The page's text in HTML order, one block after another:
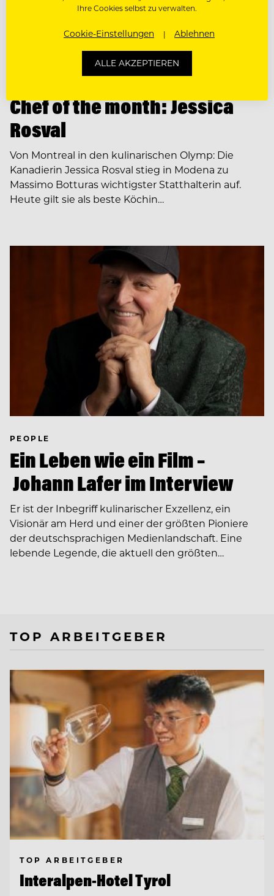
Chef of the month: Jessica
Rosval
Von Montreal in den kulinarischen Olymp: Die
Kanadierin Jessica Rosval stieg in Modena zu
Massimo Botturas wichtigster Statthalterin auf.
Heute gilt sie als beste Köchin…
PEOPLE
Ein Leben wie ein Film –
Johann Lafer im Interview
Er ist der Inbegriff kulinarischer Exzellenz, ein
Visionär am Herd und einer der größten Pioniere
der deutschsprachigen Medienlandschaft. Eine
lebende Legende, die aktuell den größten…
TOP ARBEITGEBER
TOP ARBEITGEBER
Interalpen-Hotel Tyrol
Ihre Cookies selbst zu verwalten.
Cookie-Einstellungen Ablehnen
ALLE AKZEPTIEREN